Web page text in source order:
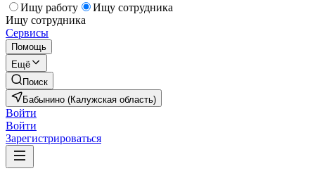
Ищу работу
Ищу сотрудника
Ищу сотрудника
Сервисы
Помощь
Ещё
Поиск
Бабынино (Калужская область)
Войти
Войти
Зарегистрироваться